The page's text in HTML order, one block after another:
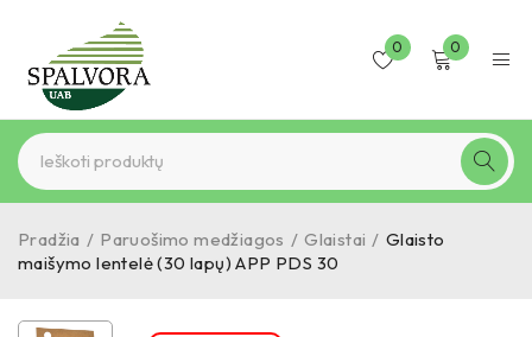
0 0
Pradžia / Paruošimo medžiagos / Glaistai / Glaisto
maišymo lentelė (30 lapų) APP PDS 30